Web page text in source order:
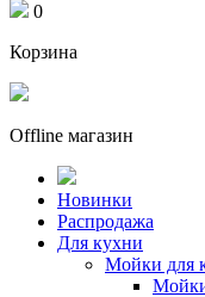
0
Корзина
Offline магазин
Новинки
Распродажа
Для кухни
Мойки для